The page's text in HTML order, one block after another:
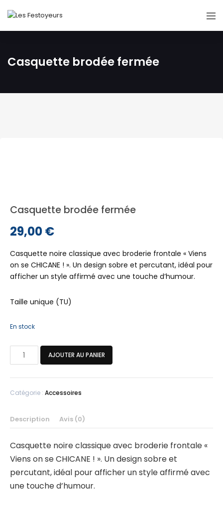
Casquette brodée fermée
Casquette brodée fermée
29,00€
Casquette noire classique avec broderie frontale « Viens
on se CHICANE ! ». Un design sobre et percutant, idéal pour
afficher un style affirmé avec une touche d’humour.
Taille unique (TU)
En stock
quantité
fermée
AJOUTER AU PANIER
Catégorie : Accessoires
Description Avis (0)
Casquette noire classique avec broderie frontale «
Viens on se CHICANE ! ». Un design sobre et
percutant, idéal pour afficher un style affirmé avec
une touche d’humour.